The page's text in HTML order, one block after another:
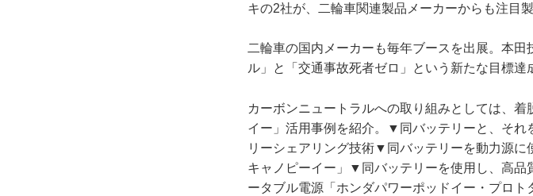
キの2社が、二輪車関連製品メーカーからも注目
二輪車の国内メーカーも毎年ブースを出展。本
ル」と「交通事故死者ゼロ」という新たな目標達
カーボンニュートラルへの取り組みとしては、
イー」活用事例を紹介。▼同バッテリーと、それ
リーシェアリング技術▼同バッテリーを動力源に
キャノピーイー」▼同バッテリーを使用し、高品
ータブル電源「ホンダパワーポッドイー・プロト